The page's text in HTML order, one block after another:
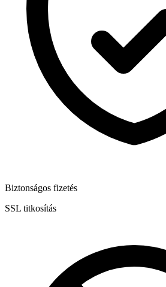
Biztonságos fizetés
SSL titkosítás